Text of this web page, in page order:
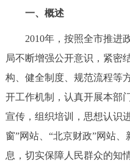
政务公开
市领导 机
政策兑现 政
决策公开
政务服务
一、概述
2010年，按照全市推进
局不断增强公开意识，紧密
构、健全制度、规范流程等
开工作机制，认真开展本部
宣传，组织培训，思想认识
窗”网站、“北京财政”网站
息，切实保障人民群众的知